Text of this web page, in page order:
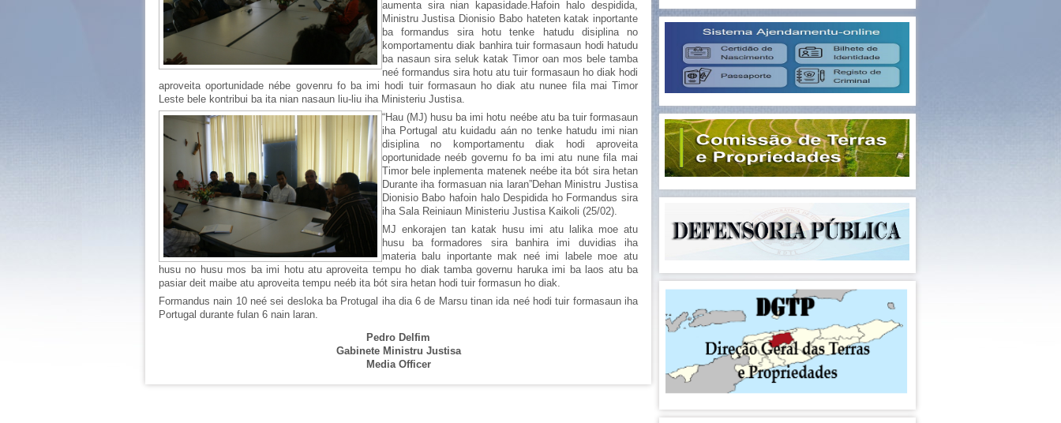
aumenta sira nian kapasidade.Hafoin halo despidida,
Ministru Justisa Dionisio Babo hateten katak inportante
ba formandus sira hotu tenke hatudu disiplina no
komportamentu diak banhira tuir formasaun hodi hatudu
ba nasaun sira seluk katak Timor oan mos bele tamba
neé formandus sira hotu atu tuir formasaun ho diak hodi
aproveita oportunidade nébe govenru fo ba imi hodi tuir formasaun ho diak atu nunee fila mai Timor
Leste bele kontribui ba ita nian nasaun liu-liu iha Ministeriu Justisa.
“Hau (MJ) husu ba imi hotu neébe atu ba tuir formasaun
iha Portugal atu kuidadu aán no tenke hatudu imi nian
disiplina no komportamentu diak hodi aproveita
oportunidade neéb governu fo ba imi atu nune fila mai
Timor bele inplementa matenek neébe ita bót sira hetan
Durante iha formasuan nia laran”Dehan Ministru Justisa
Dionisio Babo hafoin halo Despidida ho Formandus sira
iha Sala Reiniaun Ministeriu Justisa Kaikoli (25/02).
MJ enkorajen tan katak husu imi atu lalika moe atu
husu ba formadores sira banhira imi duvidias iha
materia balu inportante mak neé imi labele moe atu
husu no husu mos ba imi hotu atu aproveita tempu ho diak tamba governu haruka imi ba laos atu ba
pasiar deit maibe atu aproveita tempu neéb ita bót sira hetan hodi tuir formasun ho diak.
Formandus nain 10 neé sei desloka ba Protugal iha dia 6 de Marsu tinan ida neé hodi tuir formasaun iha
Portugal durante fulan 6 nain laran.
Pedro Delfim
Gabinete Ministru Justisa
Media Officer